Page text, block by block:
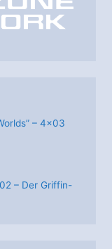
– 4×03
– Der Griffin-